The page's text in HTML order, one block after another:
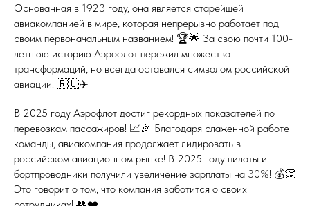
Основанная в 1923 году, она является старейшей
авиакомпанией в мире, которая непрерывно работает под
своим первоначальным названием! 🏆🌟 За свою почти 100-
летнюю историю Аэрофлот пережил множество
трансформаций, но всегда оставался символом российской
авиации! 🇷🇺✈️
В 2025 году Аэрофлот достиг рекордных показателей по
перевозкам пассажиров! 📈🎉 Благодаря слаженной работе
команды, авиакомпания продолжает лидировать в
российском авиационном рынке! В 2025 году пилоты и
бортпроводники получили увеличение зарплаты на 30%! 💰👏
Это говорит о том, что компания заботится о своих